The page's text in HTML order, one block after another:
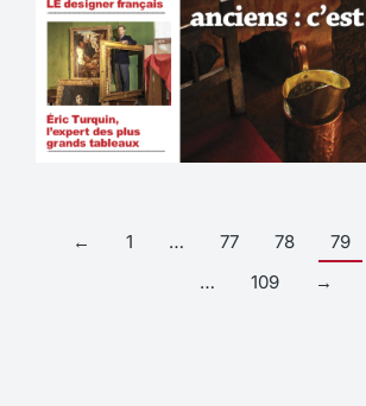
← 1 … 77 78 79
…
109 →